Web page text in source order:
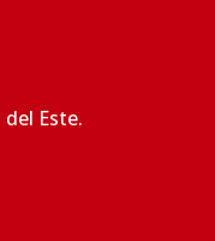
del Este.